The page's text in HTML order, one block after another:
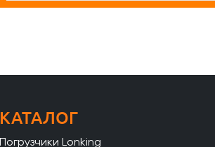
КАТАЛОГ
Погрузчики Lonking